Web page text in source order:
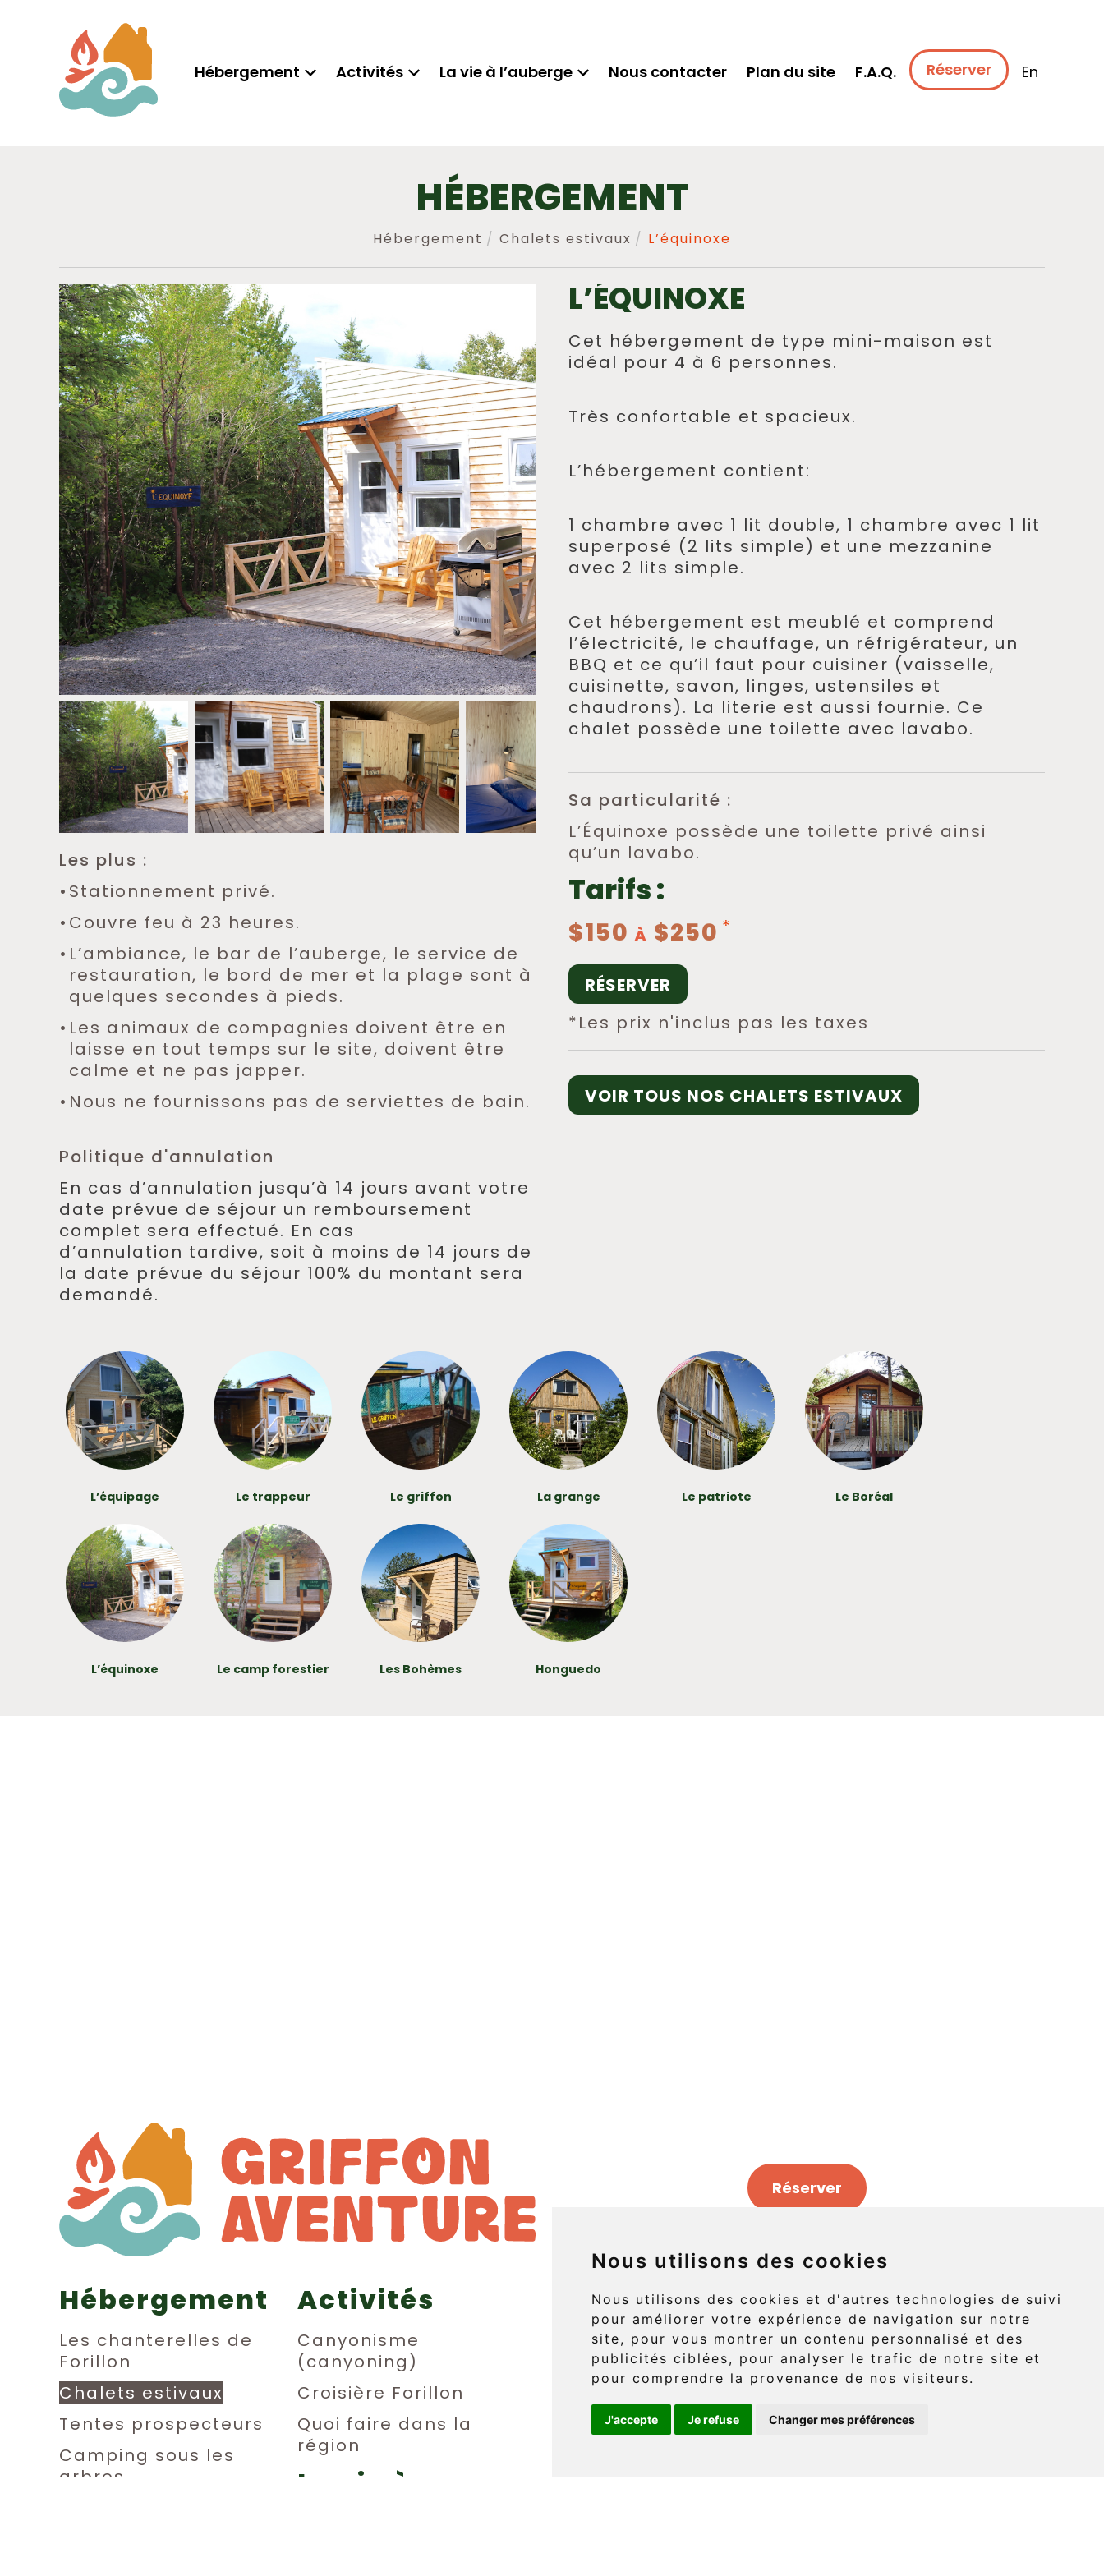
Nous utilisons des cookies
Nous utilisons des cookies et d'autres technologies de suivi
pour améliorer votre expérience de navigation sur notre
site, pour vous montrer un contenu personnalisé et des
publicités ciblées, pour analyser le trafic de notre site et
pour comprendre la provenance de nos visiteurs.
J'accepte Je refuse Changer mes préférences
Hébergement Activités La vie à l’auberge Nous contacter Plan du site F.A.Q. Réserver En
HÉBERGEMENT
Hébergement Chalets estivaux L’équinoxe
Les plus :
Stationnement privé.
Couvre feu à 23 heures.
L’ambiance, le bar de l’auberge, le service de
restauration, le bord de mer et la plage sont à
quelques secondes à pieds.
Les animaux de compagnies doivent être en
laisse en tout temps sur le site, doivent être
calme et ne pas japper.
Nous ne fournissons pas de serviettes de bain.
Politique d'annulation
En cas d’annulation jusqu’à 14 jours avant votre
date prévue de séjour un remboursement
complet sera effectué. En cas
d’annulation tardive, soit à moins de 14 jours de
la date prévue du séjour 100% du montant sera
demandé.
L’ÉQUINOXE
Cet hébergement de type mini-maison est
idéal pour 4 à 6 personnes.
Très confortable et spacieux.
L’hébergement contient:
1 chambre avec 1 lit double, 1 chambre avec 1 lit
superposé (2 lits simple) et une mezzanine
avec 2 lits simple.
Cet hébergement est meublé et comprend
l’électricité, le chauffage, un réfrigérateur, un
BBQ et ce qu’il faut pour cuisiner (vaisselle,
cuisinette, savon, linges, ustensiles et
chaudrons). La literie est aussi fournie. Ce
chalet possède une toilette avec lavabo.
Sa particularité :
L’Équinoxe possède une toilette privé ainsi
qu’un lavabo.
Tarifs :
$150À $250
RÉSERVER
*Les prix n'inclus pas les taxes
VOIR TOUS NOS CHALETS ESTIVAUX
L’équipage Le trappeur Le griffon La grange Le patriote Le Boréal
L’équinoxe Le camp forestier Les Bohèmes Honguedo
Réserver
Hébergement
Les chanterelles de
Forillon
Chalets estivaux
Tentes prospecteurs
Camping sous les
arbres
Activités
Canyonisme
(canyoning)
Croisière Forillon
Quoi faire dans la
région
La vie à
829 boul. Griffon (route 132)
L'Anse-au-Griffon, Gaspé
(Québec) G4X 6A9
Téléphone : (418) 360-6614